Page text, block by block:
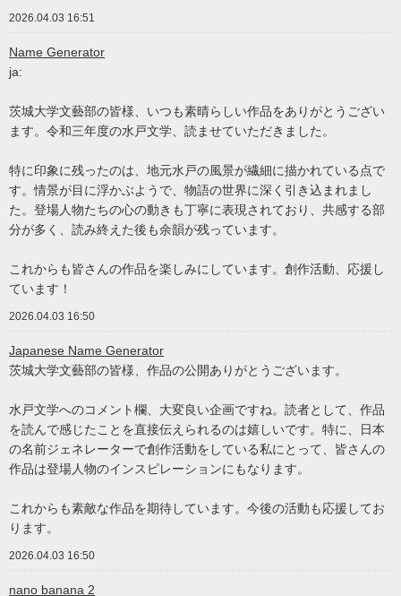
2026.04.03 16:51
Name Generator
ja:
茨城大学文藝部の皆様、いつも素晴らしい作品をありがとうござい
ます。令和三年度の水戸文学、読ませていただきました。
特に印象に残ったのは、地元水戸の風景が繊細に描かれている点で
す。情景が目に浮かぶようで、物語の世界に深く引き込まれまし
た。登場人物たちの心の動きも丁寧に表現されており、共感する部
分が多く、読み終えた後も余韻が残っています。
これからも皆さんの作品を楽しみにしています。創作活動、応援し
ています！
2026.04.03 16:50
Japanese Name Generator
茨城大学文藝部の皆様、作品の公開ありがとうございます。
水戸文学へのコメント欄、大変良い企画ですね。読者として、作品
を読んで感じたことを直接伝えられるのは嬉しいです。特に、日本
の名前ジェネレーターで創作活動をしている私にとって、皆さんの
作品は登場人物のインスピレーションにもなります。
これからも素敵な作品を期待しています。今後の活動も応援してお
ります。
2026.04.03 16:50
nano banana 2